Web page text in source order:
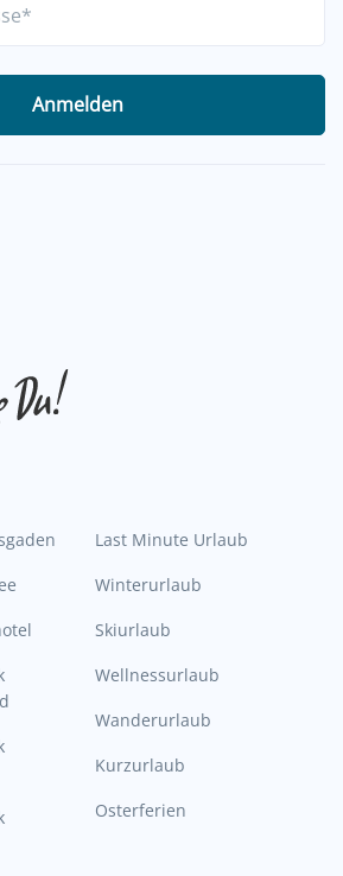
Anmelden
Last Minute Urlaub
Winterurlaub
Skiurlaub
Wellnessurlaub
Wanderurlaub
Kurzurlaub
Osterferien